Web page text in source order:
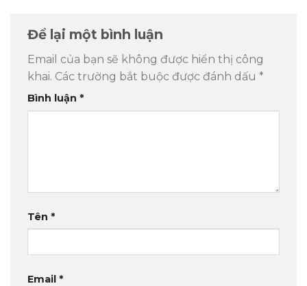
Để lại một bình luận
Email của bạn sẽ không được hiển thị công
khai. Các trường bắt buộc được đánh dấu *
Bình luận *
Tên *
Email *